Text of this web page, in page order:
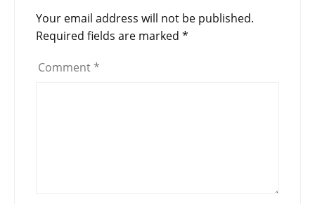
Your email address will not be published.
Required fields are marked *
Comment *